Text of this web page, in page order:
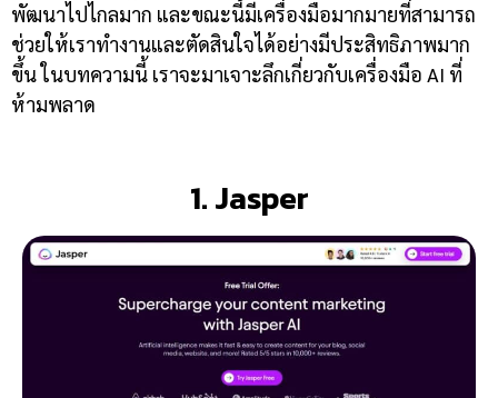
พัฒนาไปไกลมาก และขณะนี้มีเครื่องมือมากมายที่สามารถ
ช่วยให้เราทำงานและตัดสินใจได้อย่างมีประสิทธิภาพมาก
ขึ้น ในบทความนี้ เราจะมาเจาะลึกเกี่ยวกับเครื่องมือ AI ที่
ห้ามพลาด
1. Jasper